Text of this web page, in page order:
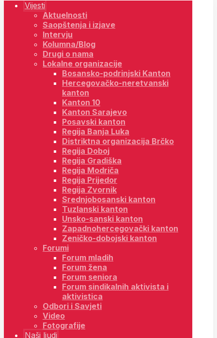
Vijesti
Aktuelnosti
Saopštenja i izjave
Intervju
Kolumna/Blog
Drugi o nama
Lokalne organizacije
Bosansko-podrinjski Kanton
Hercegovačko-neretvanski
kanton
Kanton 10
Kanton Sarajevo
Posavski kanton
Regija Banja Luka
Distriktna organizacija Brčko
Regija Doboj
Regija Gradiška
Regija Modriča
Regija Prijedor
Regija Zvornik
Srednjobosanski kanton
Tuzlanski kanton
Unsko-sanski kanton
Zapadnohercegovački kanton
Zeničko-dobojski kanton
Forumi
Forum mladih
Forum žena
Forum seniora
Forum sindikalnih aktivista i
aktivistica
Odbori i Savjeti
Video
Fotografije
Naši ljudi